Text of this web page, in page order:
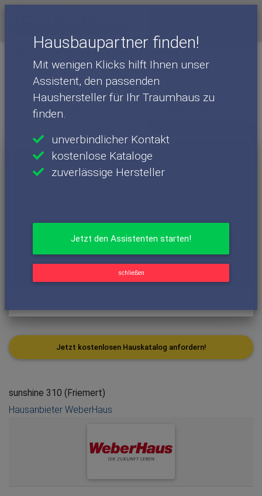
Hausbaupartner finden!
Mit wenigen Klicks hilft Ihnen unser
Assistent, den passenden
Haushersteller für Ihr Traumhaus zu
finden.
unverbindlicher Kontakt
kostenlose Kataloge
zuverlässige Hersteller
Jetzt den Assistenten starten!
schließen
Haushersteller
WeberHaus - Häuser
sunshine 310 (Friemert)
Einfamilienhaus: Fertighaus-
Designerhaus im modernen Stil -
sunshine 310 (Friemert)
sunshine 310 (Friemert)
Hausanbieter WeberHaus
Jetzt kostenlosen Hauskatalog anfordern!